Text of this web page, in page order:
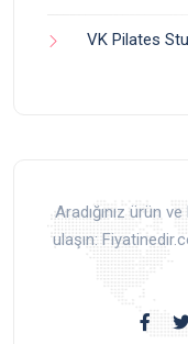
VK Pilates
Aradığınız ürün
ulaşın: